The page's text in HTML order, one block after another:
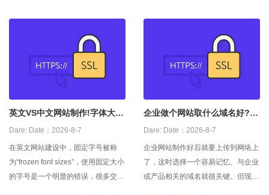
英文VS中文网站制作!字体大小
谁大谁小
Dare: Date：2026-8-7
在英文网站建设中，固定字号被称
为“frozen font sizes”，使用固定大小
的字号是一个明显的错误，很多交互
企业做个网站取什么域名好?用
中文还是英文好
Dare: Date：2026-8-7
企业网站制作好后就要上传到网络上
了，这时选择一个容易记忆、与企业
或产品相关的域名就很关键。但现在